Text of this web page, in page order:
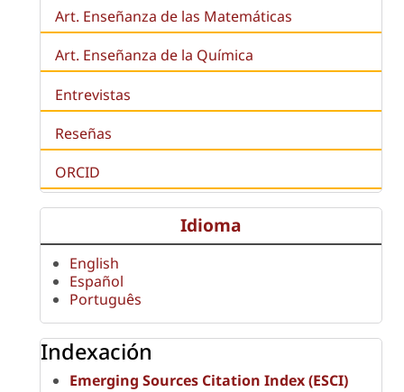
Art. Enseñanza de las Matemáticas
Art. Enseñanza de la Química
Entrevistas
Reseñas
ORCID
Idioma
English
Español
Português
Indexación
Emerging Sources Citation Index (ESCI)